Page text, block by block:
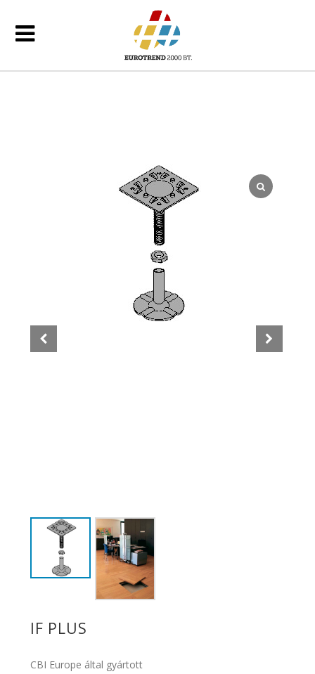
IF PLUS
CBI Europe által gyártott